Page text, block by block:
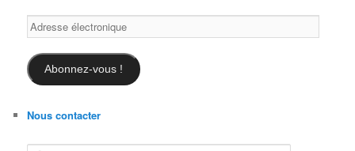
Adresse
électronique
Abonnez-vous !
Nous contacter